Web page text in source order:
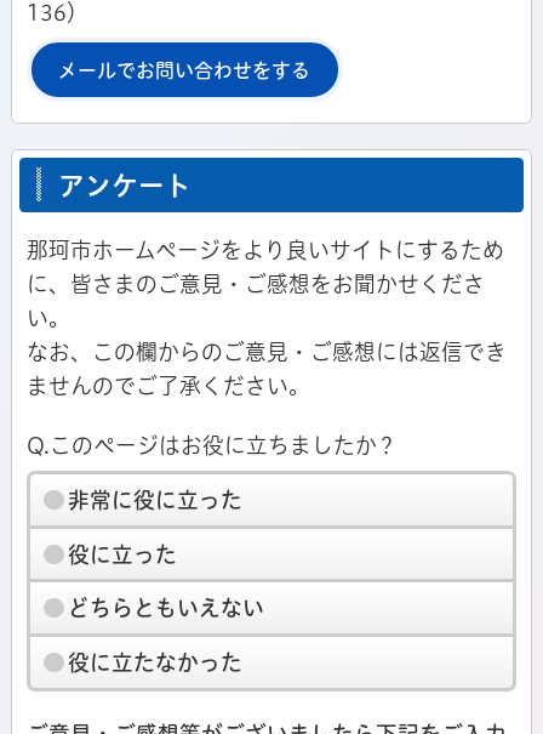
136）
メールでお問い合わせをする
アンケート
那珂市ホームページをより良いサイトにするため
に、皆さまのご意見・ご感想をお聞かせくださ
い。
なお、この欄からのご意見・ご感想には返信でき
ませんのでご了承ください。
Q.このページはお役に立ちましたか？
非常に役に立った
役に立った
どちらともいえない
役に立たなかった